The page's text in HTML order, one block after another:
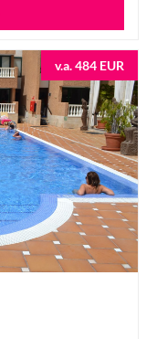
v.a. 484 EUR